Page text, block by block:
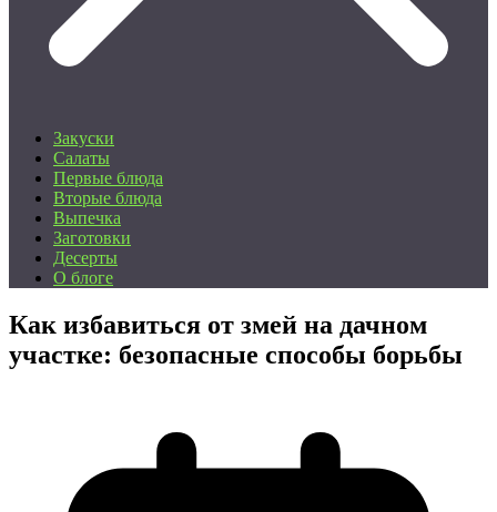
Закуски
Салаты
Первые блюда
Вторые блюда
Выпечка
Заготовки
Десерты
О блоге
Как избавиться от змей на дачном
участке: безопасные способы борьбы